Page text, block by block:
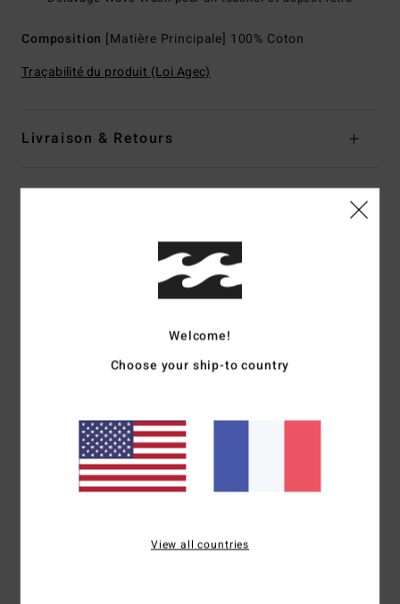
Composition [Matière Principale] 100% Coton
Traçabilité du produit (Loi Agec)
Livraison & Retours
Note moyenne
5.0
Confort
5.0
Trop grand
Welcome!
Choose your ship-to country
View all countries